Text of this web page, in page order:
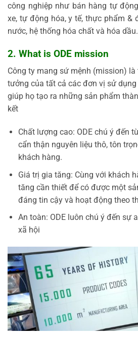
công nghiệp như bán hàng tự
xe, tự động hóa, y tế, thực phẩm &
nước, hệ thống hóa chất và hóa dầu.
2. What is ODE mission
Công ty mang sứ mệnh (mission)
tưởng của tất cả các đơn vị sử dụng
giúp họ tạo ra những sản phẩm
kết
Chất lượng cao: ODE chú ý đến
cẩn thận nguyên liệu thô, tôn
khách hàng.
Giá trị gia tăng: Cùng với khách
tăng cần thiết để có được một
đáng tin cậy và hoạt động theo
An toàn: ODE luôn chú ý đến sự
xã hội